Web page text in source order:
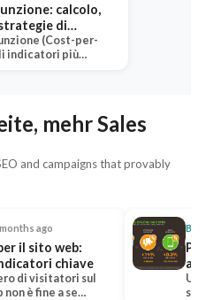
calcolo,
di
(Cost-per-
indicatori più
mehr Sales
and campaigns that provably
months ago
il sito web:
chiave
di visitatori sul
è fine a se
Più
Un